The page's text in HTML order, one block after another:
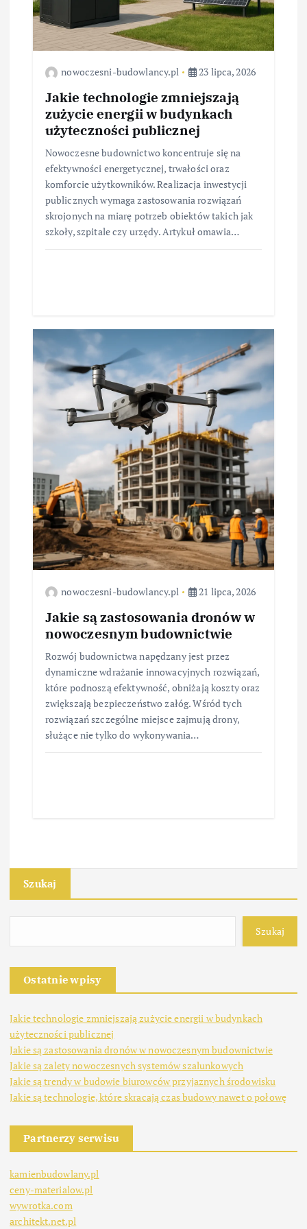
u
nowoczesni-budowlancy.pl 23 lipca, 2026
Jakie technologie zmniejszają
zużycie energii w budynkach
użyteczności publicznej
Nowoczesne budownictwo koncentruje się na
efektywności energetycznej, trwałości oraz
komforcie użytkowników. Realizacja inwestycji
publicznych wymaga zastosowania rozwiązań
skrojonych na miarę potrzeb obiektów takich jak
szkoły, szpitale czy urzędy. Artykuł omawia…
nowoczesni-budowlancy.pl 21 lipca, 2026
Jakie są zastosowania dronów w
nowoczesnym budownictwie
Rozwój budownictwa napędzany jest przez
dynamiczne wdrażanie innowacyjnych rozwiązań,
które podnoszą efektywność, obniżają koszty oraz
zwiększają bezpieczeństwo załóg. Wśród tych
rozwiązań szczególne miejsce zajmują drony,
służące nie tylko do wykonywania…
Szukaj
Szukaj
Ostatnie wpisy
Jakie technologie zmniejszają zużycie energii w budynkach
użyteczności publicznej
Jakie są zastosowania dronów w nowoczesnym budownictwie
Jakie są zalety nowoczesnych systemów szalunkowych
Jakie są trendy w budowie biurowców przyjaznych środowisku
Jakie są technologie, które skracają czas budowy nawet o połowę
Partnerzy serwisu
kamienbudowlany.pl
ceny-materialow.pl
wywrotka.com
architekt.net.pl